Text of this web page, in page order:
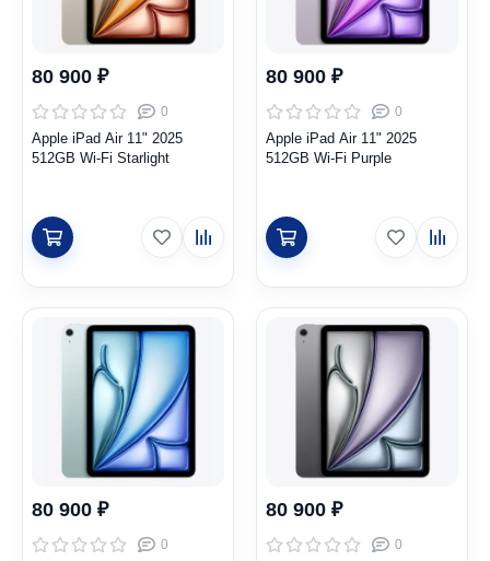
80 900 ₽
0
Apple iPad Air 11" 2025
512GB Wi-Fi Starlight
80 900 ₽
0
Apple iPad Air 11" 2025
512GB Wi-Fi Purple
80 900 ₽
0
80 900 ₽
0